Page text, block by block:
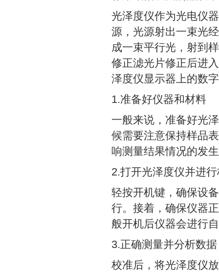
光泽度仪作为光电仪
源，光源射出一束光
成一束平行光，射到
修正滤光片修正后进
泽度仪显示器上的数
1.准备好仪器和材料
一般来说，准备好光
候需要注意保持样品
响测量结果情况的发
2.打开光泽度仪并进
轻按开机键，确保设
行。接着，确保仪器
般开机后仪器会进行
3.正确测量并分析数据
校准后，将光泽度仪